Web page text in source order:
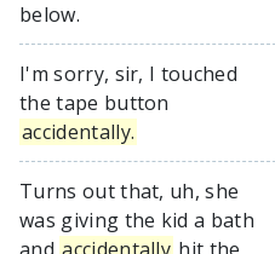
below.
I'm sorry, sir, I touched
the tape button
accidentally.
Turns out that, uh, she
was giving the kid a bath